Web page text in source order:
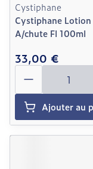
Cystiphane
Cystiphane Lotion
A/chute Fl 100ml
33,00 €
Quantité
Ajouter au